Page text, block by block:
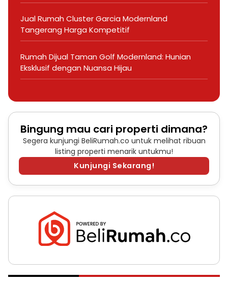
Jual Rumah Cluster Garcia Modernland
Tangerang Harga Kompetitif
Rumah Dijual Taman Golf Modernland: Hunian
Eksklusif dengan Nuansa Hijau
Bingung mau cari properti dimana?
Segera kunjungi BeliRumah.co untuk melihat ribuan
listing properti menarik untukmu!
Kunjungi Sekarang!